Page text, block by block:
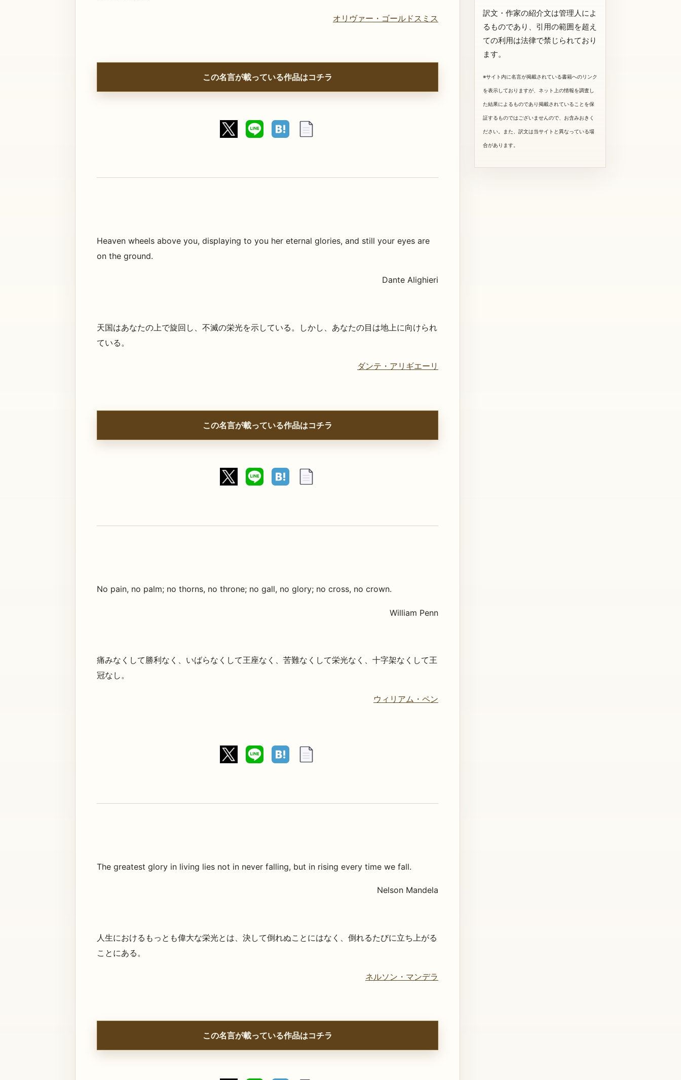
オリヴァー・ゴールドスミス
この名言が載っている作品はコチラ
Heaven wheels above you, displaying to you her eternal glories, and still your eyes are
on the ground.
Dante Alighieri
天国はあなたの上で旋回し、不滅の栄光を示している。しかし、あなたの目は地上に向けられ
ている。
ダンテ・アリギエーリ
この名言が載っている作品はコチラ
No pain, no palm; no thorns, no throne; no gall, no glory; no cross, no crown.
William Penn
痛みなくして勝利なく、いばらなくして王座なく、苦難なくして栄光なく、十字架なくして王
冠なし。
ウィリアム・ペン
The greatest glory in living lies not in never falling, but in rising every time we fall.
Nelson Mandela
人生におけるもっとも偉大な栄光とは、決して倒れぬことにはなく、倒れるたびに立ち上がる
ことにある。
ネルソン・マンデラ
この名言が載っている作品はコチラ
訳文・作家の紹介文は管理人によ
るものであり、引用の範囲を超え
ての利用は法律で禁じられており
ます。
※サイト内に名言が掲載されている書籍へのリンク
を表示しておりますが、ネット上の情報を調査し
た結果によるものであり掲載されていることを保
証するものではございませんので、お含みおきく
ださい。また、訳文は当サイトと異なっている場
合があります。